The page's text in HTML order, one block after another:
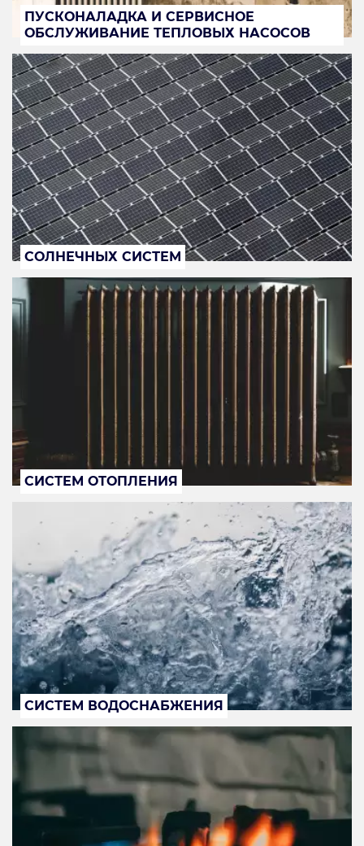
ПУСКОНАЛАДКА И СЕРВИСНОЕ
ОБСЛУЖИВАНИЕ ТЕПЛОВЫХ НАСОСОВ
СОЛНЕЧНЫХ СИСТЕМ
СИСТЕМ ОТОПЛЕНИЯ
СИСТЕМ ВОДОСНАБЖЕНИЯ